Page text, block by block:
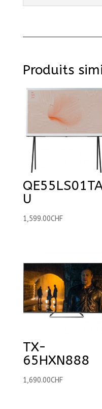
Produits
U
1,599.00CHF
TX-
65HXN888
1,690.00CHF